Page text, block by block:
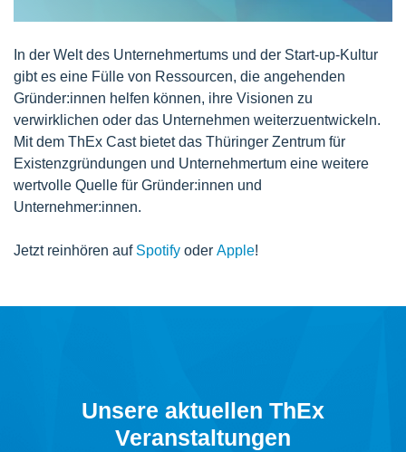
In der Welt des Unternehmertums und der Start-up-Kultur
gibt es eine Fülle von Ressourcen, die angehenden
Gründer:innen helfen können, ihre Visionen zu
verwirklichen oder das Unternehmen weiterzuentwickeln.
Mit dem ThEx Cast bietet das Thüringer Zentrum für
Existenzgründungen und Unternehmertum eine weitere
wertvolle Quelle für Gründer:innen und
Unternehmer:innen.
Jetzt reinhören auf Spotify oder Apple!
Unsere aktuellen ThEx
Veranstaltungen